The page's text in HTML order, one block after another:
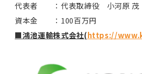
代表者 ：代表取締役 小河原 茂
資本金 ：100百万円
■鴻池運輸株式会社(https://